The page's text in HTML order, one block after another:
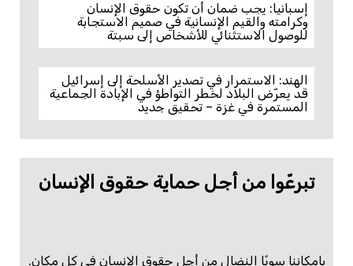
إسبانيا: يجب ضمان أن تكون حقوق الإنسان
وكرامته والقيم الإنسانية في صميم الاستجابة
للوصول الاستثنائي للأشخاص إلى سبتة
الهند: الاستمرار في تصدير الأسلحة إلى إسرائيل
قد يعرّض البلاد لخطر التواطؤ في الإبادة الجماعية
المستمرة في غزة – تحقيق جديد
تبرعّوا من أجل حماية حقوق الإنسان
بإمكاننا سويًا النضال من أجل حقوق الإنسان في كل مكان.